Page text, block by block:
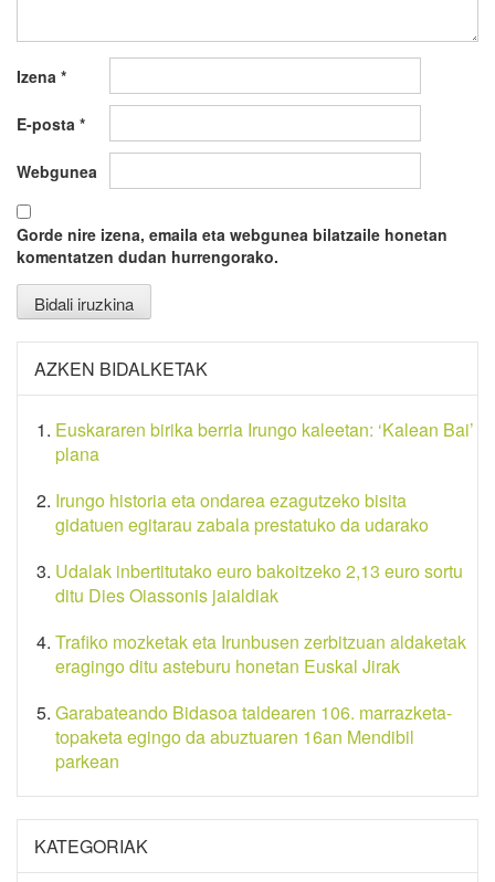
Izena *
E-posta *
Webgunea
Gorde nire izena, emaila eta webgunea bilatzaile honetan
komentatzen dudan hurrengorako.
AZKEN BIDALKETAK
Euskararen birika berria Irungo kaleetan: ‘Kalean Bai’
plana
Irungo historia eta ondarea ezagutzeko bisita
gidatuen egitarau zabala prestatuko da udarako
Udalak inbertitutako euro bakoitzeko 2,13 euro sortu
ditu Dies Oiassonis jaialdiak
Trafiko mozketak eta Irunbusen zerbitzuan aldaketak
eragingo ditu asteburu honetan Euskal Jirak
Garabateando Bidasoa taldearen 106. marrazketa-
topaketa egingo da abuztuaren 16an Mendibil
parkean
KATEGORIAK